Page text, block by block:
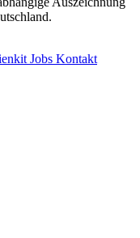
Jobs Kontakt